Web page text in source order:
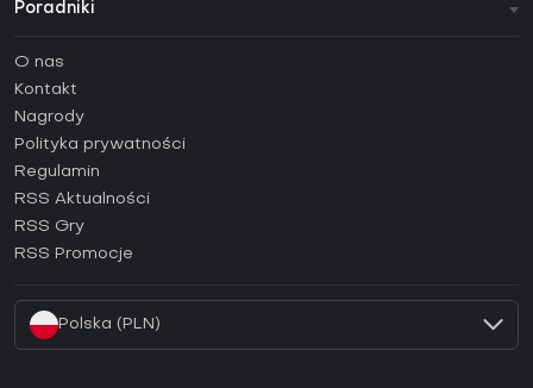
Poradniki
Poradniki
Jak aktywować klucz Steam (CD Key)?
Jak aktywować klucz Epic Games (CD Key)?
Jak aktywować klucz GOG (CD Key)?
Jak aktywować klucz Ubisoft Connect (CD Key)?
O nas
Kontakt
Nagrody
Polityka prywatności
Regulamin
RSS Aktualności
RSS Gry
RSS Promocje
Polska (PLN)